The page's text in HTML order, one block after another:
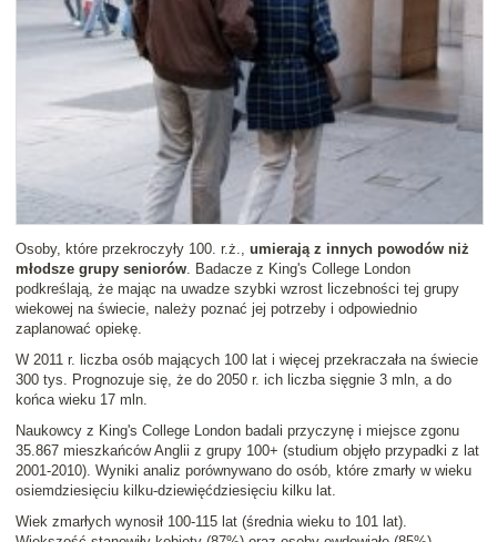
Osoby, które przekroczyły 100. r.ż., umierają z innych powodów niż
młodsze grupy seniorów. Badacze z King's College London
podkreślają, że mając na uwadze szybki wzrost liczebności tej grupy
wiekowej na świecie, należy poznać jej potrzeby i odpowiednio
zaplanować opiekę.
W 2011 r. liczba osób mających 100 lat i więcej przekraczała na świecie
300 tys. Prognozuje się, że do 2050 r. ich liczba sięgnie 3 mln, a do
końca wieku 17 mln.
Naukowcy z King's College London badali przyczynę i miejsce zgonu
35.867 mieszkańców Anglii z grupy 100+ (studium objęło przypadki z lat
2001-2010). Wyniki analiz porównywano do osób, które zmarły w wieku
osiemdziesięciu kilku-dziewięćdziesięciu kilku lat.
Wiek zmarłych wynosił 100-115 lat (średnia wieku to 101 lat).